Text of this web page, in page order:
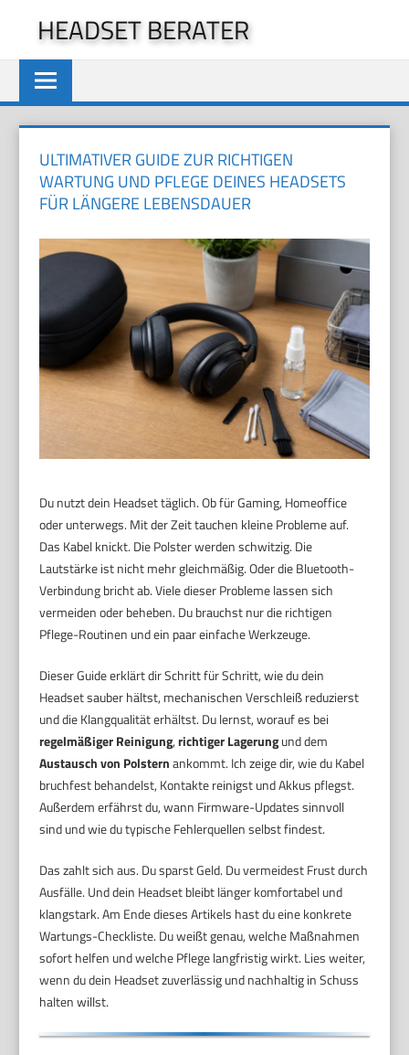
springen
HEADSET BERATER
ULTIMATIVER GUIDE ZUR RICHTIGEN
WARTUNG UND PFLEGE DEINES HEADSETS
FÜR LÄNGERE LEBENSDAUER
Du nutzt dein Headset täglich. Ob für Gaming, Homeoffice
oder unterwegs. Mit der Zeit tauchen kleine Probleme auf.
Das Kabel knickt. Die Polster werden schwitzig. Die
Lautstärke ist nicht mehr gleichmäßig. Oder die Bluetooth-
Verbindung bricht ab. Viele dieser Probleme lassen sich
vermeiden oder beheben. Du brauchst nur die richtigen
Pflege-Routinen und ein paar einfache Werkzeuge.
Dieser Guide erklärt dir Schritt für Schritt, wie du dein
Headset sauber hältst, mechanischen Verschleiß reduzierst
und die Klangqualität erhältst. Du lernst, worauf es bei
regelmäßiger Reinigung,richtiger Lagerungund dem
Austausch von Polsternankommt. Ich zeige dir, wie du Kabel
bruchfest behandelst, Kontakte reinigst und Akkus pflegst.
Außerdem erfährst du, wann Firmware-Updates sinnvoll
sind und wie du typische Fehlerquellen selbst findest.
Das zahlt sich aus. Du sparst Geld. Du vermeidest Frust durch
Ausfälle. Und dein Headset bleibt länger komfortabel und
klangstark. Am Ende dieses Artikels hast du eine konkrete
Wartungs-Checkliste. Du weißt genau, welche Maßnahmen
sofort helfen und welche Pflege langfristig wirkt. Lies weiter,
wenn du dein Headset zuverlässig und nachhaltig in Schuss
halten willst.